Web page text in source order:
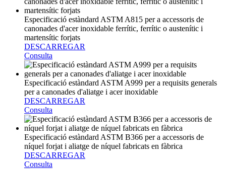
Especificació estàndard ASTM A815 per a accessoris de
canonades d'acer inoxidable ferrític, ferrític o austenític i
martensític forjats
DESCARREGAR
Consulta
Especificació estàndard ASTM A999 per a requisits generals
per a canonades d'aliatge i acer inoxidable
DESCARREGAR
Consulta
Especificació estàndard ASTM B366 per a accessoris de
níquel forjat i aliatge de níquel fabricats en fàbrica
DESCARREGAR
Consulta